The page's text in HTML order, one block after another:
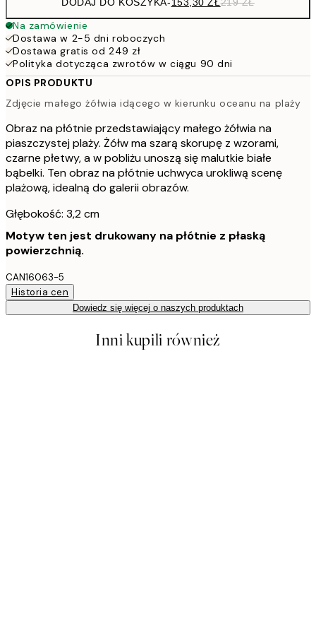
Na zamówienie
Dostawa w 2-5 dni roboczych
Dostawa gratis od 249 zł
Polityka dotycząca zwrotów w ciągu 90 dni
OPIS PRODUKTU
Zdjęcie małego żółwia idącego w kierunku oceanu na plaży
Obraz na płótnie przedstawiający małego żółwia na
piaszczystej plaży. Żółw ma szarą skorupę z wzorami,
czarne płetwy, a w pobliżu unoszą się malutkie białe
bąbelki. Ten obraz na płótnie uchwyca urokliwą scenę
plażową, idealną do galerii obrazów.
Głębokość: 3,2 cm
Motyw ten jest drukowany na płótnie z płaską
powierzchnią.
CAN16063-5
Historia cen
Dowiedz się więcej o naszych produktach
Inni kupili również